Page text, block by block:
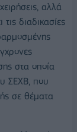
αλλά
διαδικασίες
στα οποία
ΣΕΧΒ, που
σε θέματα